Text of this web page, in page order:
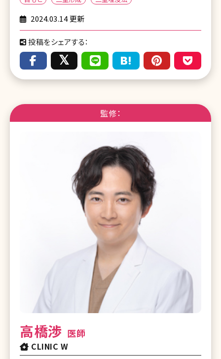
2024.03.14 更新
投稿をシェアする：
監修：
高橋渉 医師
CLINIC W